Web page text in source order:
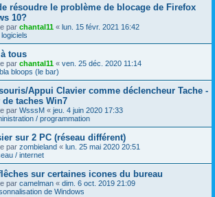
résoudre le problème de blocage de Firefox
10?
par chantal11 « lun. 15 févr. 2021 16:42
tous
par chantal11 « ven. 25 déc. 2020 11:14
bloops (le bar)
Appui Clavier comme déclencheur Tache -
taches Win7
par WsssM « jeu. 4 juin 2020 17:33
/ programmation
sur 2 PC (réseau différent)
par zombieland « lun. 25 mai 2020 20:51
/ internet
sur certaines icones du bureau
par camelman « dim. 6 oct. 2019 21:09
de Windows